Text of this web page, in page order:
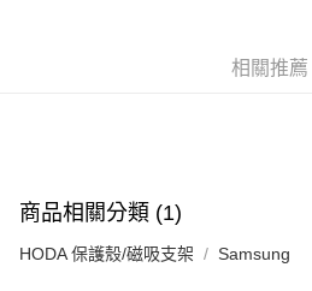
１．於結帳方式選擇「AFTEE先享後付」後
結帳頁面，進行簡訊認證並確認金額後，即
２．訂單成立數日內，您將收到繳費通知簡
３．收到繳費通知簡訊後14天內，點擊此簡
付款後全家取貨
每筆NT$60，滿NT$499(含以上)免運費
相關推薦
商品相關分類 (1)
HODA 保護殼/磁吸支架 Samsung